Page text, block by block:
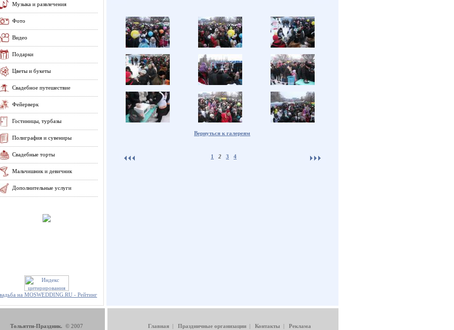
Музыка и развлечения
Фото
Видео
Подарки
Цветы и букеты
Свадебное путешествие
Фейерверк
Гостиницы, турбазы
Полиграфия и сувениры
Свадебные торты
Мальчишник и девичник
Дополнительные услуги
на MOSWEDDING.RU - Рейтинг
Вернуться к галереям
1 2 3 4
Тольятти-Праздник. © 2007 Главная| Праздничные организации| Контакты | Реклама